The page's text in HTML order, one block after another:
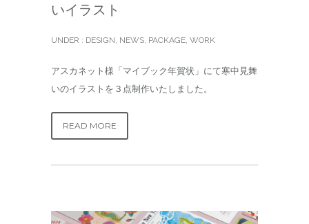
いイラスト
UNDER : DESIGN NEWS PACKAGE WORK
アスカネット様「マイブック年賀状」にて寒中見舞
いのイラストを３点制作いたしました。
READ MORE